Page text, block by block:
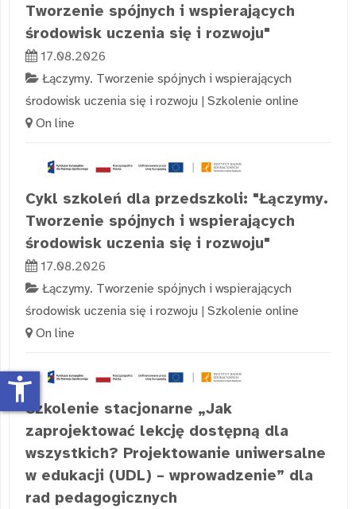
Tworzenie spójnych i wspierających
środowisk uczenia się i rozwoju"
17.08.2026
Łączymy. Tworzenie spójnych i wspierających
środowisk uczenia się i rozwoju | Szkolenie online
On line
Cykl szkoleń dla przedszkoli: "Łączymy.
Tworzenie spójnych i wspierających
środowisk uczenia się i rozwoju"
17.08.2026
Łączymy. Tworzenie spójnych i wspierających
środowisk uczenia się i rozwoju | Szkolenie online
On line
Szkolenie stacjonarne „Jak
zaprojektować lekcję dostępną dla
wszystkich? Projektowanie uniwersalne
w edukacji (UDL) – wprowadzenie” dla
rad pedagogicznych
accessibility_new